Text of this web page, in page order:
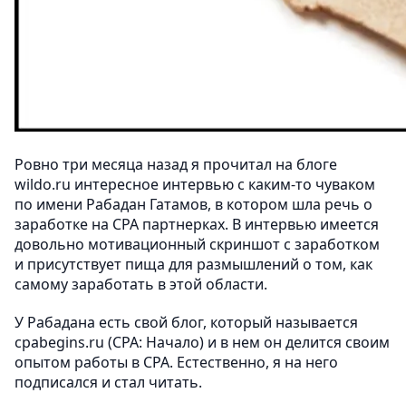
Ровно три месяца назад я прочитал на блоге
wildo.ru интересное интервью с каким-то чуваком
по имени Рабадан Гатамов, в котором шла речь о
заработке на CPA партнерках. В интервью имеется
довольно мотивационный скриншот с заработком
и присутствует пища для размышлений о том, как
самому заработать в этой области.
У Рабадана есть свой блог, который называется
cpabegins.ru (CPA: Начало) и в нем он делится своим
опытом работы в CPA. Естественно, я на него
подписался и стал читать.